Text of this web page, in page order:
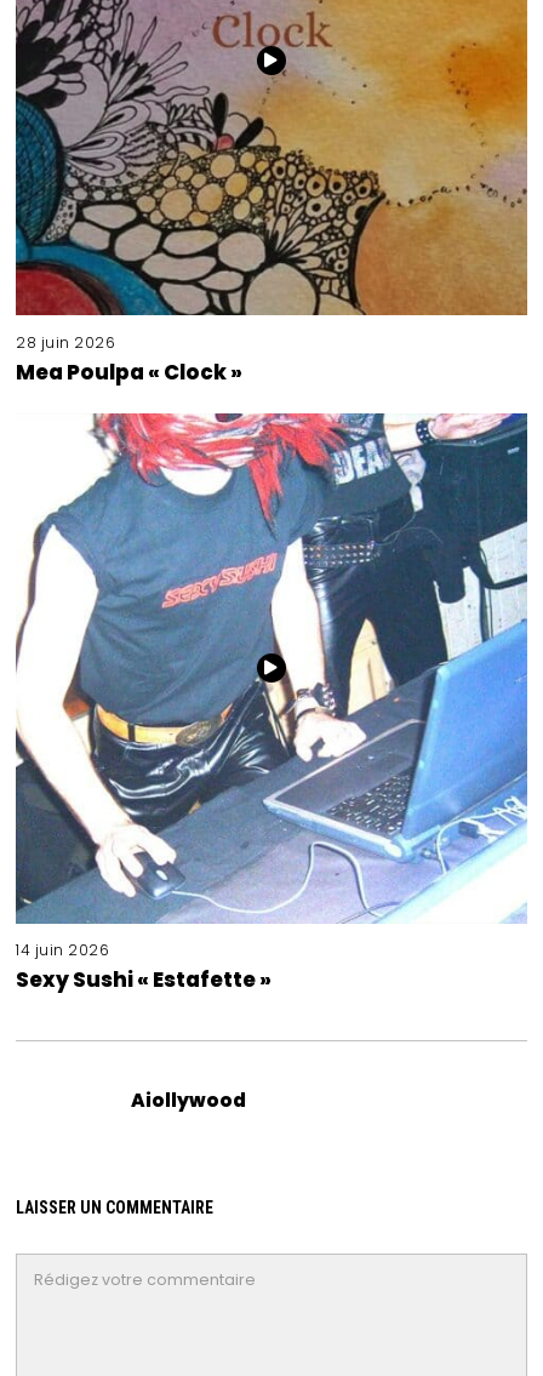
28 juin 2026
Mea Poulpa « Clock »
14 juin 2026
Sexy Sushi « Estafette »
Aiollywood
LAISSER UN COMMENTAIRE